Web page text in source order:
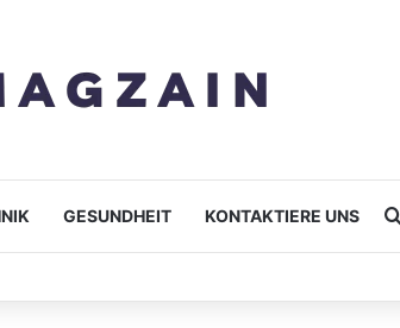
GESUNDHEIT KONTAKTIERE UNS